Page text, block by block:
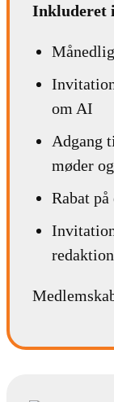
Inkluderet
om AI
Adgang
møder
Rabat på